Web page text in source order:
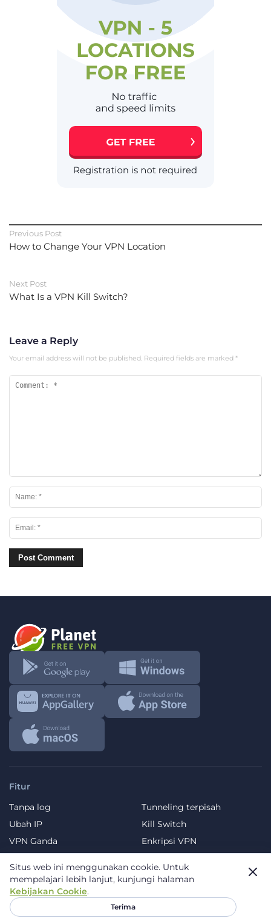
Previous Post
How to Change Your VPN Location
Next Post
What Is a VPN Kill Switch?
Leave a Reply
Your email address will not be published. Required fields are marked *
Fitur
Tanpa log
Tunneling terpisah
Ubah IP
Kill Switch
VPN Ganda
Enkripsi VPN
Jaringan VPN Kami
VPN untuk Streaming
VPN untuk Streaming
Situs web ini menggunakan cookie. Untuk
mempelajari lebih lanjut, kunjungi halaman
Kebijakan Cookie.
Terima